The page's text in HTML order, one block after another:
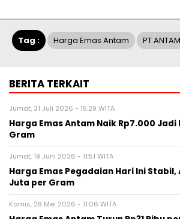
Tag : Harga Emas Antam PT ANTAM
BERITA TERKAIT
Jumat, 31 Juli 2026 - 15:29 WITA
Harga Emas Antam Naik Rp7.000 Jadi
Gram
Jumat, 19 Juni 2026 - 11:51 WITA
Harga Emas Pegadaian Hari Ini Stabil,
Juta per Gram
Kamis, 28 Mei 2026 - 11:06 WITA